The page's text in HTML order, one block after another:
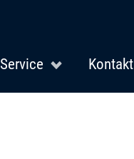
Service Kontakt